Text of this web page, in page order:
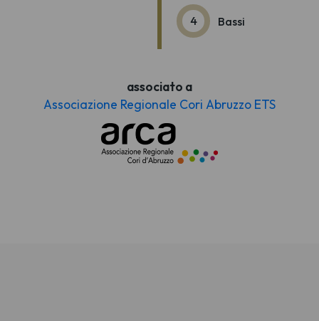
4 Bassi
associato a
Associazione Regionale Cori Abruzzo ETS